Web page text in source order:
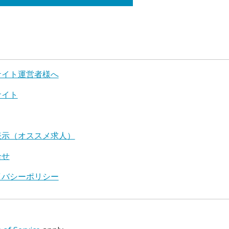
ト運営者様へ
ト
（オススメ求人）
シーポリシー